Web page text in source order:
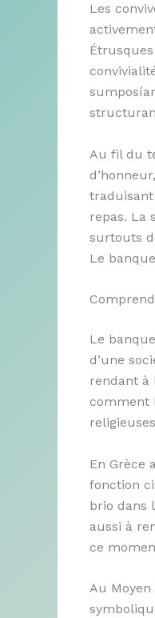
Les
Au fil du
traduisant
repas. La
surtouts
Le
Le
d’une
rendant à
comment
En Grèce
fonction
brio dans
aussi à
ce
Au